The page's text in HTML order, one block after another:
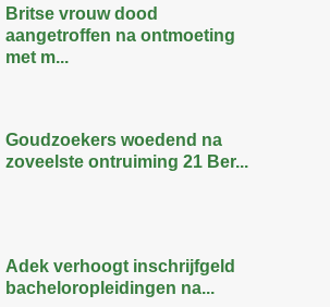
Britse vrouw dood
aangetroffen na ontmoeting
met m...
Goudzoekers woedend na
zoveelste ontruiming 21 Ber...
Adek verhoogt inschrijfgeld
bacheloropleidingen na...